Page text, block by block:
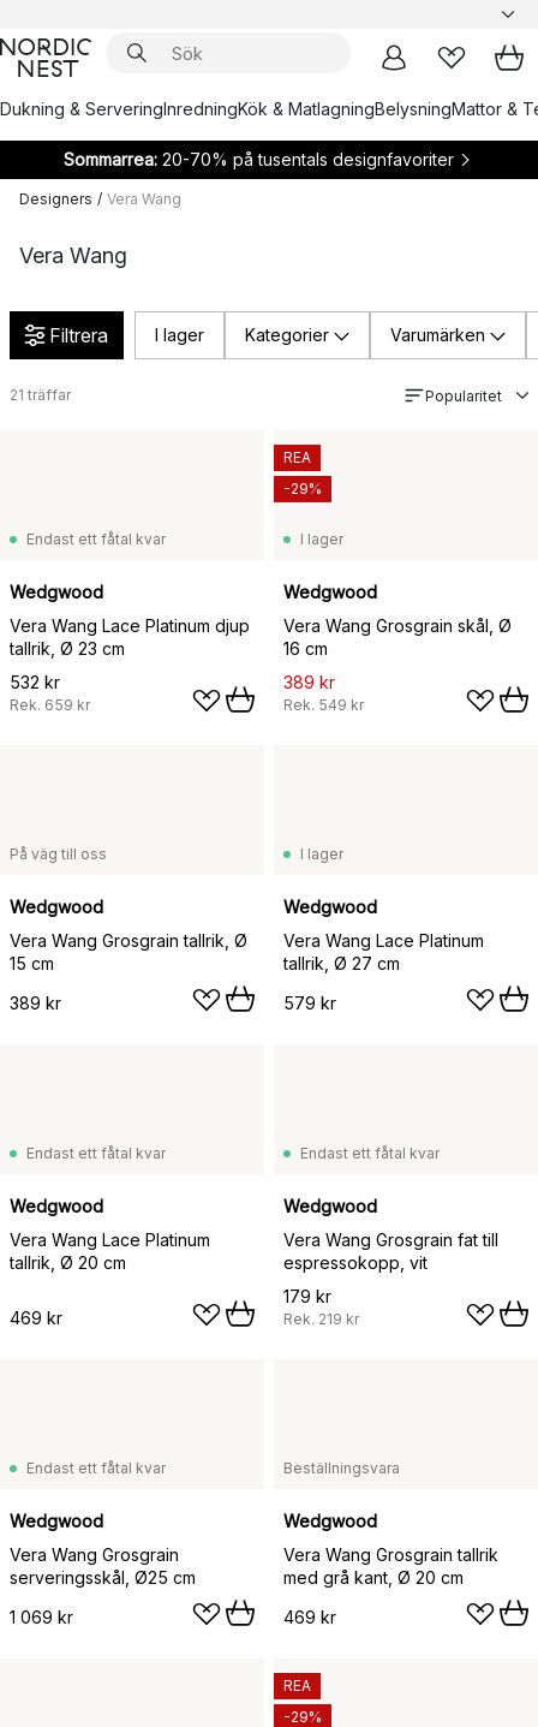
Dukning & ServeringInredningKök & MatlagningBelysningMattor &
Sommarrea:20-70% på tusentals designfavoriter
Designers / Vera Wang
Vera Wang
Filtrera I lager Kategorier Varumärken
21 träffar Popularitet
Endast ett fåtal kvar
Wedgwood
Vera Wang Lace Platinum djup
tallrik, Ø 23 cm
532 kr
Rek. 659 kr
I lager
Wedgwood
Vera Wang Grosgrain skål, Ø
16 cm
389 kr
Rek. 549 kr
REA
-29%
På väg till oss
Wedgwood
Vera Wang Grosgrain tallrik, Ø
15 cm
389 kr
I lager
Wedgwood
Vera Wang Lace Platinum
tallrik, Ø 27 cm
579 kr
Endast ett fåtal kvar
Wedgwood
Vera Wang Lace Platinum
tallrik, Ø 20 cm
469 kr
Endast ett fåtal kvar
Wedgwood
Vera Wang Grosgrain fat till
espressokopp, vit
179 kr
Rek. 219 kr
Endast ett fåtal kvar
Wedgwood
Vera Wang Grosgrain
serveringsskål, Ø25 cm
1 069 kr
Beställningsvara
Wedgwood
Vera Wang Grosgrain tallrik
med grå kant, Ø 20 cm
469 kr
REA
-29%